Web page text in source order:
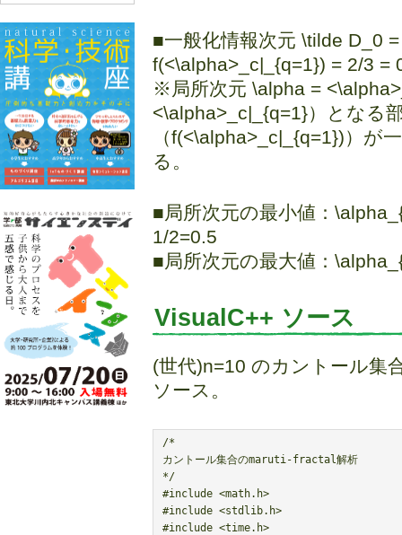
■一般化情報次元 \tilde D_0
f(<\alpha>_c|_{q=1}) = 2/3 =
※局所次元 \alpha =
<\alpha>_c|_{q=1}）となる
（f(<\alpha>_c|_{q=1})）が
る。
■局所次元の最小値：
1/2=0.5
■局所次元の最大値：
VisualC++ ソース
(世代)n=10 のカントール集
ソース。
/*
カントール集合のmaruti-fractal解析
*/
#include <math.h>
#include <stdlib.h>
#include <time.h>